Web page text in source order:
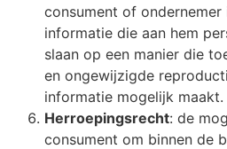
consument of
informatie die aan hem
slaan op een manier die
en ongewijzigde
informatie mogelijk maakt.
Herroepingsrecht: de
consument om binnen de